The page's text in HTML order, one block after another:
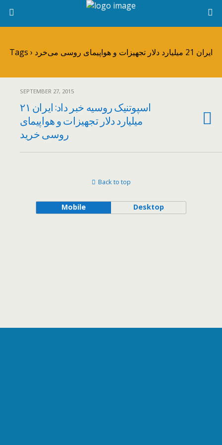
Tags › ایران 21 میلیارد دلار تجهیزات و هواپیمای روسی می‌خرد
SEPTEMBER 27, 2015
اسپوتنیک روسیه خبر داد: ایران ۲۱
میلیارد دلار تجهیزات و هواپیمای
روسی خرید
Back to top
Mobile Desktop